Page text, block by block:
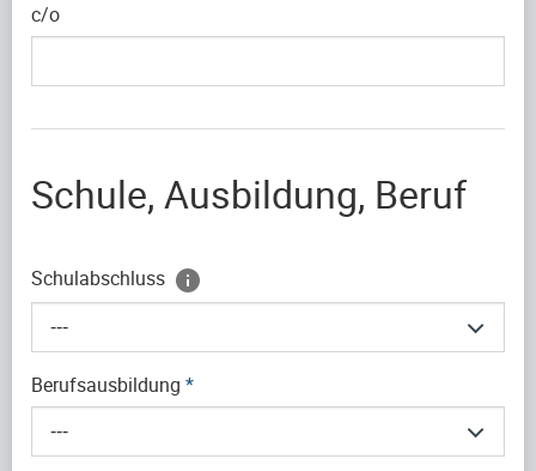
c/o
Schule, Ausbildung, Beruf
Schulabschluss
---
Berufsausbildung *
---